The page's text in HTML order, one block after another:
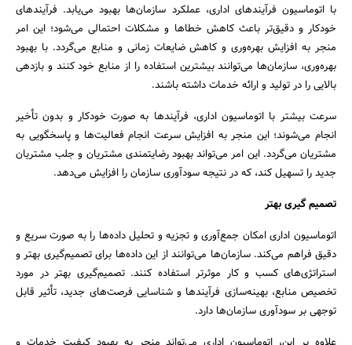
با اتوماسیون فرآیندهای اداری، عملکرد سازمان‌ها بهبود می‌یابد. فرآیندهای
خودکار و دقیق‌تر باعث کاهش خطاها و مشکلات احتمالی می‌شود؛ این امر
منجر به افزایش بهره‌وری و کاهش ضایعات زمانی و منابع می‌گردد. با بهبود
بهره‌وری، سازمان‌ها می‌توانند بیشترین استفاده را از منابع خود کنند و بازدهی
بالایی را در تولید و ارائه خدمات داشته باشند.
سرعت بیشتر با اتوماسیون اداری، فرآیندها به صورت خودکار و بدون تأخیر
انجام می‌شوند؛ این منجر به افزایش سرعت انجام فعالیت‌ها و پاسخگویی به
مشتریان می‌گردد. این امر می‌تواند بهبود رضایتمندی مشتریان و جلب مشتریان
جدید را تسهیل کند، که در نتیجه سودآوری سازمان را افزایش می‌دهد.
تصمیم گیری بهتر
اتوماسیون اداری امکان جمع‌آوری و تجزیه و تحلیل داده‌ها را به صورت سریع و
دقیق فراهم می‌کند. سازمان‌ها می‌توانند از این داده‌ها برای تصمیم‌گیری بهتر و
استراتژی‌های کسب و کار موثرتر استفاده کنند. تصمیم‌گیری بهتر در مورد
تخصیص منابع، بهینه‌سازی فرآیندها و شناسایی فرصت‌های جدید، تأثیر قابل
توجهی بر سودآوری سازمان‌ها دارد.